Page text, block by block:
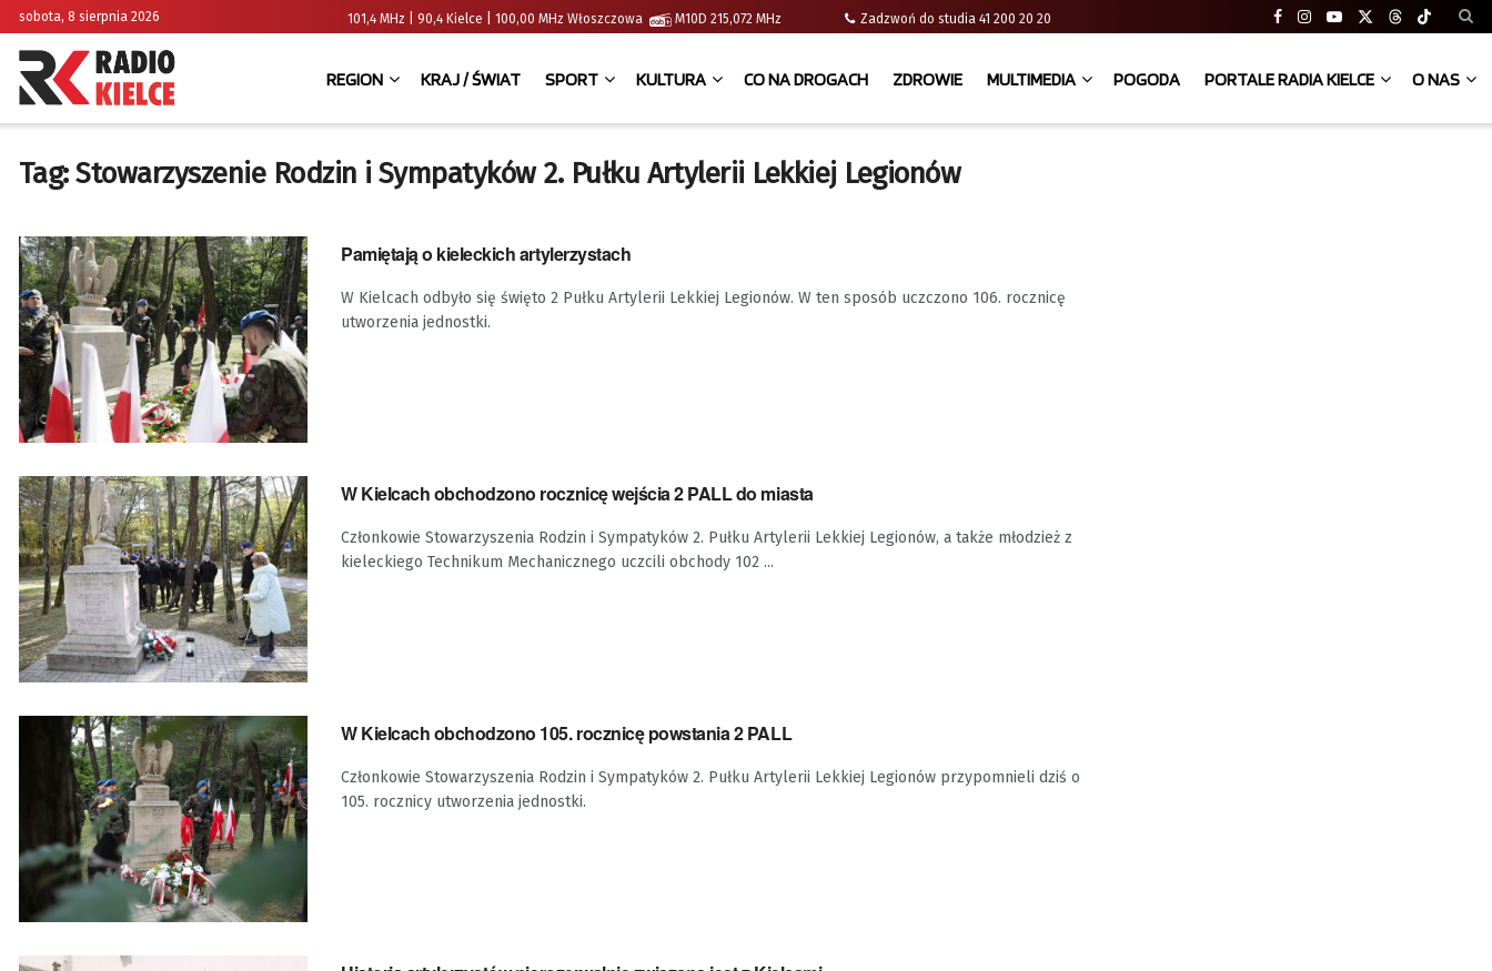
sobota, 8 sierpnia 2026 101,4 MHz | 90,4 Kielce | 100,00 MHz Włoszczowa M10D 215,072 MHz Zadzwoń do studia 41 200 20 20
REGION KRAJ / ŚWIAT SPORT KULTURA CO NA DROGACH ZDROWIE MULTIMEDIA POGODA PORTALE RADIA KIELCE O NAS
Tag:Stowarzyszenie Rodzin i Sympatyków 2. Pułku Artylerii Lekkiej Legionów
Pamiętają o kieleckich artylerzystach
W Kielcach odbyło się święto 2 Pułku Artylerii Lekkiej Legionów. W ten sposób uczczono 106. rocznicę
utworzenia jednostki.
W Kielcach obchodzono rocznicę wejścia 2 PALL do miasta
Członkowie Stowarzyszenia Rodzin i Sympatyków 2. Pułku Artylerii Lekkiej Legionów, a także młodzież z
kieleckiego Technikum Mechanicznego uczcili obchody 102 ...
W Kielcach obchodzono 105. rocznicę powstania 2 PALL
Członkowie Stowarzyszenia Rodzin i Sympatyków 2. Pułku Artylerii Lekkiej Legionów przypomnieli dziś o
105. rocznicy utworzenia jednostki.